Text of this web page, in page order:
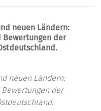
neuen Ländern:
Bewertungen der
neuen Ländern:
der